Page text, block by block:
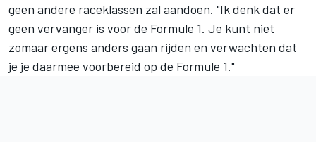
geen andere raceklassen zal aandoen. "Ik denk dat er
geen vervanger is voor de Formule 1. Je kunt niet
zomaar ergens anders gaan rijden en verwachten dat
je je daarmee voorbereid op de Formule 1."